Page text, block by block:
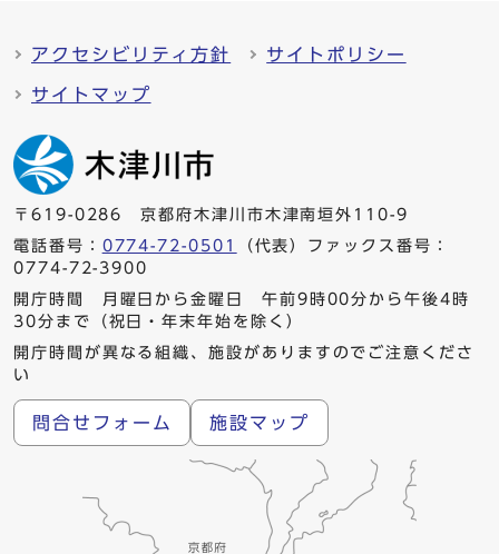
アクセシビリティ方針 サイトポリシー
サイトマップ
〒619-0286 京都府木津川市木津南垣外110-9
電話番号： 0774-72-0501
（代表）ファックス番号：
0774-72-3900
開庁時間 月曜日から金曜日 午前9時00分から午後4時
30分まで（祝日・年末年始を除く）
開庁時間が異なる組織、施設がありますのでご注意くださ
い
問合せフォーム 施設マップ